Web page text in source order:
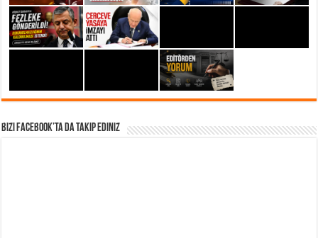
Bizi Facebook’ta da takip Ediniz